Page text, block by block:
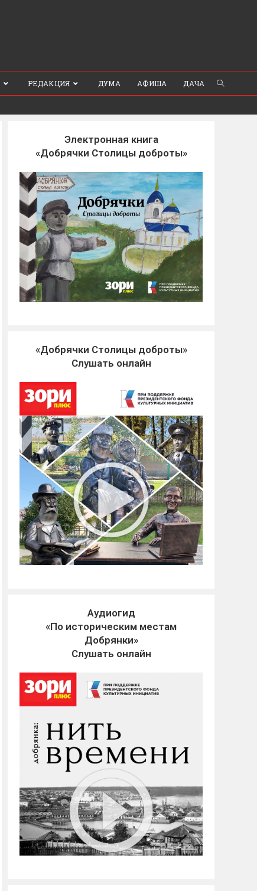
РЕДАКЦИЯ ДУМА АФИША ДАЧА
Электронная книга
«Добрячки Столицы доброты»
«Добрячки Столицы доброты»
Слушать онлайн
Аудиогид
«По историческим местам
Добрянки»
Слушать онлайн